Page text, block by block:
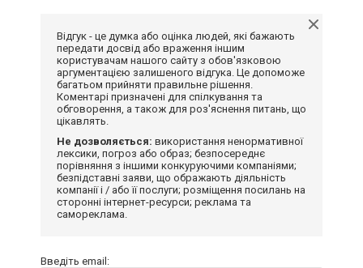
Відгук - це думка або оцінка людей, які бажають
передати досвід або враження іншим
користувачам нашого сайту з обов'язковою
аргументацією залишеного відгука. Це допоможе
багатьом прийняти правильне рішення.
Коментарі призначені для спілкування та
обговорення, а також для роз'яснення питань, що
цікавлять.
Не дозволяється: використання ненормативної
лексики, погроз або образ; безпосереднє
порівняння з іншими конкуруючими компаніями;
безпідставні заяви, що ображають діяльність
компанії і / або її послуги; розміщення посилань на
сторонні інтернет-ресурси; реклама та
самореклама.
Введіть email: